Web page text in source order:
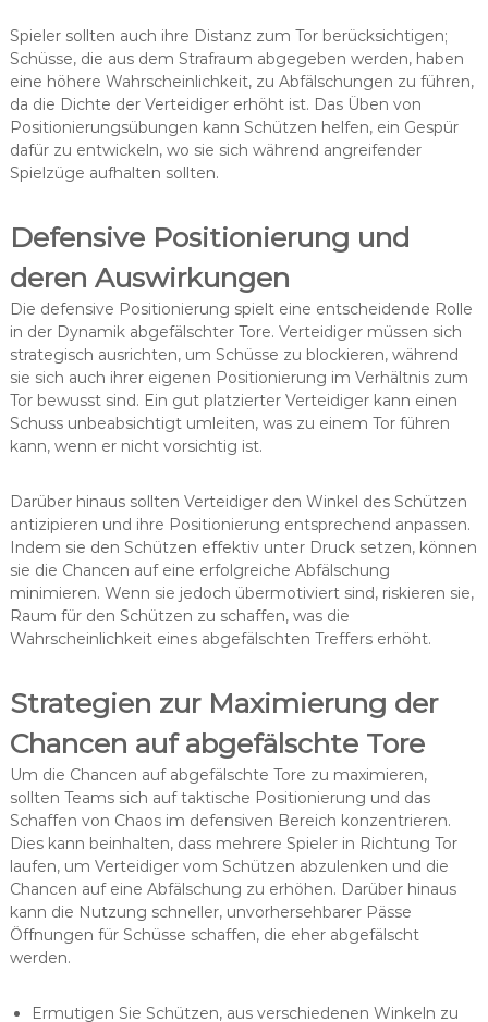
Spieler sollten auch ihre Distanz zum Tor berücksichtigen;
Schüsse, die aus dem Strafraum abgegeben werden, haben
eine höhere Wahrscheinlichkeit, zu Abfälschungen zu führen,
da die Dichte der Verteidiger erhöht ist. Das Üben von
Positionierungsübungen kann Schützen helfen, ein Gespür
dafür zu entwickeln, wo sie sich während angreifender
Spielzüge aufhalten sollten.
Defensive Positionierung und
deren Auswirkungen
Die defensive Positionierung spielt eine entscheidende Rolle
in der Dynamik abgefälschter Tore. Verteidiger müssen sich
strategisch ausrichten, um Schüsse zu blockieren, während
sie sich auch ihrer eigenen Positionierung im Verhältnis zum
Tor bewusst sind. Ein gut platzierter Verteidiger kann einen
Schuss unbeabsichtigt umleiten, was zu einem Tor führen
kann, wenn er nicht vorsichtig ist.
Darüber hinaus sollten Verteidiger den Winkel des Schützen
antizipieren und ihre Positionierung entsprechend anpassen.
Indem sie den Schützen effektiv unter Druck setzen, können
sie die Chancen auf eine erfolgreiche Abfälschung
minimieren. Wenn sie jedoch übermotiviert sind, riskieren sie,
Raum für den Schützen zu schaffen, was die
Wahrscheinlichkeit eines abgefälschten Treffers erhöht.
Strategien zur Maximierung der
Chancen auf abgefälschte Tore
Um die Chancen auf abgefälschte Tore zu maximieren,
sollten Teams sich auf taktische Positionierung und das
Schaffen von Chaos im defensiven Bereich konzentrieren.
Dies kann beinhalten, dass mehrere Spieler in Richtung Tor
laufen, um Verteidiger vom Schützen abzulenken und die
Chancen auf eine Abfälschung zu erhöhen. Darüber hinaus
kann die Nutzung schneller, unvorhersehbarer Pässe
Öffnungen für Schüsse schaffen, die eher abgefälscht
werden.
Ermutigen Sie Schützen, aus verschiedenen Winkeln zu